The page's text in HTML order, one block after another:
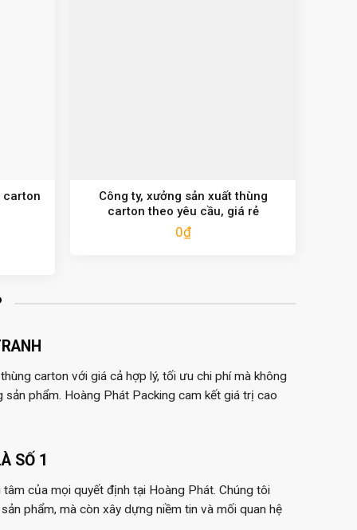
carton
Công ty, xưởng sản xuất thùng
carton theo yêu cầu, giá rẻ
0₫
carton với giá cả hợp lý, tối ưu chi phí mà không
sản phẩm. Hoàng Phát Packing cam kết giá trị cao
SỐ 1
của mọi quyết định tại Hoàng Phát. Chúng tôi
phẩm, mà còn xây dựng niềm tin và mối quan hệ